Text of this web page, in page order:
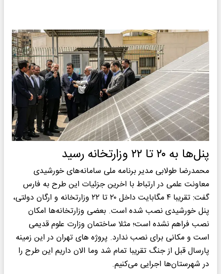
پنل‌ها به ۲۰ تا ۲۲ وزارتخانه رسید
محمدرضا طولابی مدیر برنامه ملی سامانه‌های خورشیدی
معاونت علمی در ارتباط با اخرین جزئیات این طرح به فارس
گفت: تقریبا ۴ مگابایت داخل ۲۰ تا ۲۲ وزارتخانه و ارگان دولتی،
پنل خورشیدی نصب شده است. بعضی وزارتخانه‌ها امکان
نصب فراهم نشده است؛ مثلا ساختمان وزارت علوم قدیمی
است و مکانی برای نصب ندارد. پروژه های تهران در این زمینه
پارسال قبل از جنگ تقریبا تمام شد وما الان داریم این طرح را
در شهرستان‌ها اجرایی می‌کنیم.